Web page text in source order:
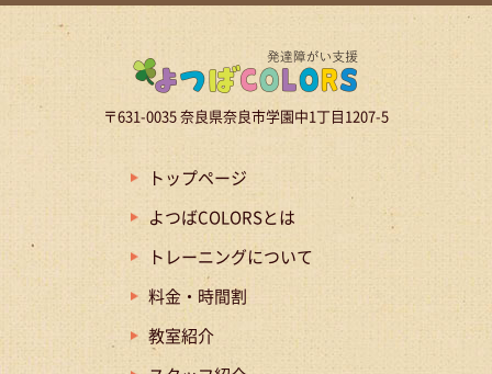
〒631-0035 奈良県奈良市学園中1丁目1207-5
トップページ
よつばCOLORSとは
トレーニングについて
料金・時間割
教室紹介